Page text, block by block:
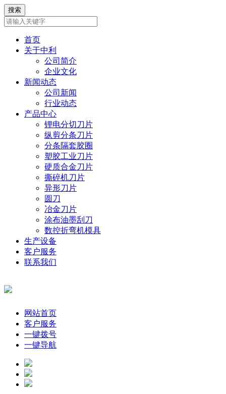
首页
关于中利
公司简介
企业文化
新闻动态
公司新闻
行业动态
产品中心
锂电分切刀片
纵剪分条刀片
分条隔套胶圈
塑胶工业刀片
硬质合金刀片
撕碎机刀片
异形刀片
圆刀
冶金刀片
涂布油墨刮刀
数控折弯机模具
生产设备
客户服务
联系我们
网站首页
客户服务
一键拨号
一键导航